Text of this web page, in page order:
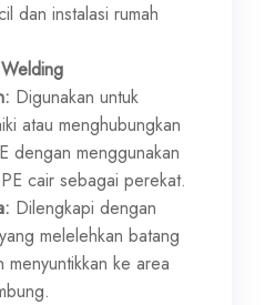
dan instalasi rumah
Digunakan untuk
atau menghubungkan
dengan menggunakan
cair sebagai perekat.
Dilengkapi dengan
melelehkan batang
menyuntikkan ke area